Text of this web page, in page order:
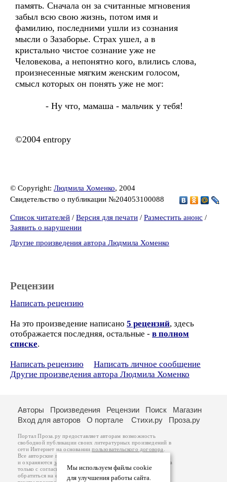
память. Сначала он за считанные мгновения
забыл всю свою жизнь, потом имя и
фамилию, последними ушли из сознания
мысли о Зазаборье. Страх ушел, а в
кристально чистое сознание уже не
Человекова, а непонятно кого, влились слова,
произнесенные мягким женским голосом,
смысл которых он понять уже не мог:
- Ну что, мамаша - мальчик у тебя!
©2004 entropy
© Copyright: Людмила Хоменко, 2004
Свидетельство о публикации №204053100088
Список читателей / Версия для печати / Разместить анонс /
Заявить о нарушении
Другие произведения автора Людмила Хоменко
Рецензии
Написать рецензию
На это произведение написано 5 рецензий, здесь
отображается последняя, остальные - в полном
списке.
Написать рецензию
Написать личное сообщение
Другие произведения автора Людмила Хоменко
Мы используем файлы cookie
для улучшения работы сайта.
Авторы Произведения Рецензии Поиск
Магазин
Вход для авторов
О портале Стихи.ру Проза.ру
Портал Проза.ру предоставляет авторам возможность
свободной публикации своих литературных произведений в
сети Интернет на основаниипользовательского договора
Все авторские права на произведения принадлежат авторам
и охраняются законом
. Перепечатка произведений возможна
только с согласия его автора, к которому вы можете
обратиться на его авторской странице. Ответственность за